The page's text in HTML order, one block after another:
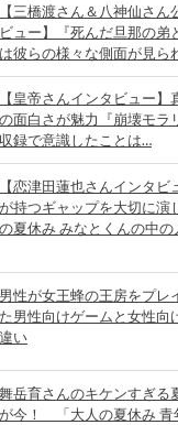
【三橋渡さん＆八神仙さん
ビュー】『死んだ旦那の弟
は彼らの様々な側面が見ら
【皇帝さんインタビュー】
の面白さが魅力『崩壊モラ
収録で意識したことは…
【恋津田蓮也さんインタビ
が持つギャップを大切に演
の夏休み みなとくんの中の
男性が女王蜂の王房をプレ
た男性向けゲームと女性向
違い
舞岳育さんのキケンすぎる
が今！ 「大人の夏休み 青